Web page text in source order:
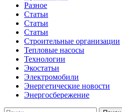
Разное
Статьи
Статьи
Статьи
Строительные организации
Тепловые насосы
Технологии
Экостатьи
Электромобили
Энергетические новости
Энергосбережение